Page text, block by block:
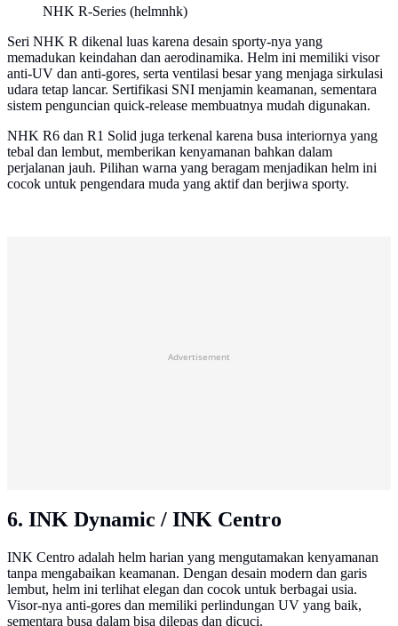
NHK R-Series (helmnhk)
Seri NHK R dikenal luas karena desain sporty-nya yang
memadukan keindahan dan aerodinamika. Helm ini memiliki visor
anti-UV dan anti-gores, serta ventilasi besar yang menjaga sirkulasi
udara tetap lancar. Sertifikasi SNI menjamin keamanan, sementara
sistem penguncian quick-release membuatnya mudah digunakan.
NHK R6 dan R1 Solid juga terkenal karena busa interiornya yang
tebal dan lembut, memberikan kenyamanan bahkan dalam
perjalanan jauh. Pilihan warna yang beragam menjadikan helm ini
cocok untuk pengendara muda yang aktif dan berjiwa sporty.
Advertisement
6. INK Dynamic / INK Centro
INK Centro adalah helm harian yang mengutamakan kenyamanan
tanpa mengabaikan keamanan. Dengan desain modern dan garis
lembut, helm ini terlihat elegan dan cocok untuk berbagai usia.
Visor-nya anti-gores dan memiliki perlindungan UV yang baik,
sementara busa dalam bisa dilepas dan dicuci.